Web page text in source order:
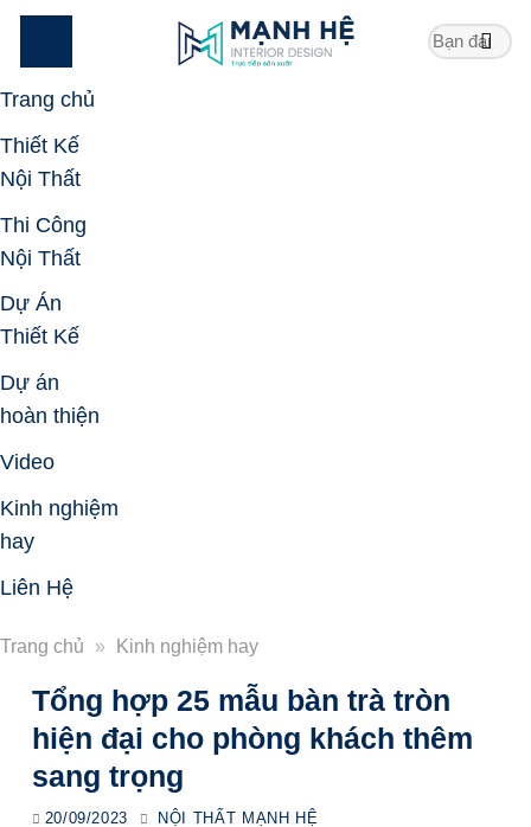
Skip
Trang chủ
Thiết Kế
Nội Thất
Thi Công
Nội Thất
Dự Án
Thiết Kế
Dự án
hoàn thiện
Video
Kinh nghiệm
hay
Liên Hệ
Trang chủ » Kinh nghiệm hay
Tổng hợp 25 mẫu bàn trà tròn
hiện đại cho phòng khách thêm
sang trọng
20/09/2023 NỘI THẤT MẠNH HỆ